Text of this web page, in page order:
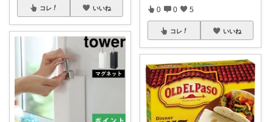
コレ いいね 0 0 5
コレ いいね